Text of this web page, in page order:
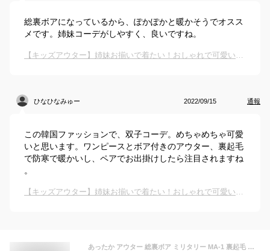
総裏ボアになっているから、ぽかぽかと暖かそうでオスス
メです。姉妹コーデがしやすく、良いですね。
【キッズアウター】姉妹お揃いで着たい！おしゃれで可愛い双子コーデができる上着は？
ひなひなみゅー 2022/09/15 通報
この韓国ファッションで、双子コーデ。めちゃめちゃ可愛
いと思います。ワンピースとボア付きのアウター、裏起毛
で防寒で暖かいし、ペアでお出掛けしたら注目されますね
。
【キッズアウター】姉妹お揃いで着たい！おしゃれで可愛い双子コーデができる上着は？
あったか アウター 総裏ボア ミリタリー MA-1 裏起毛 パーカー ワンピース コート 女の子 ガールズ キッズ ジュニア 子供 服 小学生 幼稚園 子供服 おしゃれ 可愛い かっこいい シンプル ベーシック 着回し 流行 春 秋 冬 お揃い 双子コーデ ペア 姉妹 兄弟 韓国子供服 防寒